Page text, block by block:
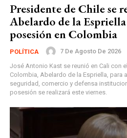
Presidente de Chile se
Abelardo de la Espriella
posesión en Colombia
POLÍTICA
7 De Agosto De 2026
José Antonio Kast se reunió en Cali con
Colombia, Abelardo de la Espriella, para
seguridad, comercio y defensa
posesión se realizará este viernes.